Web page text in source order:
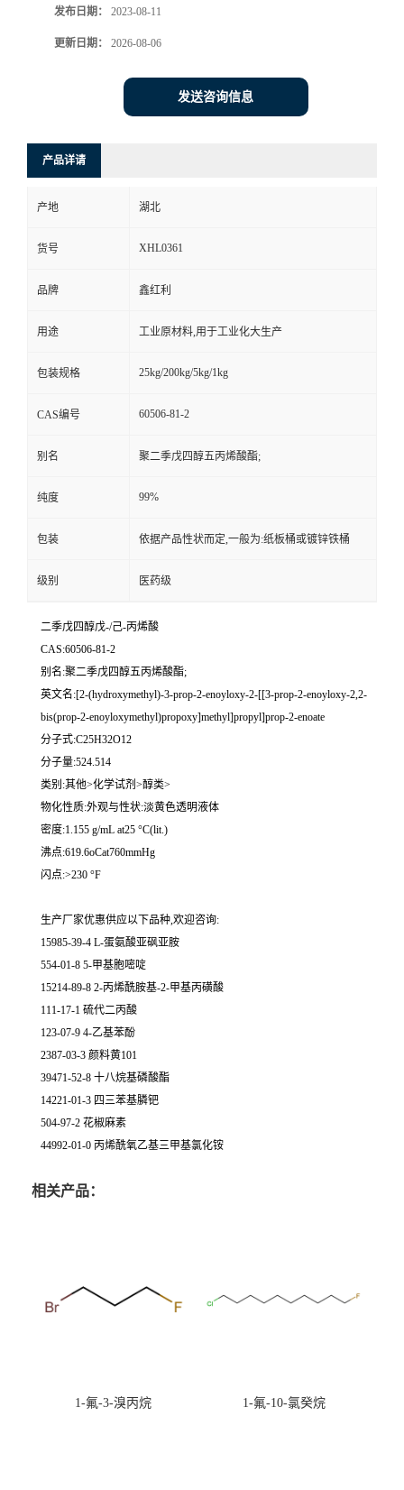
发布日期： 2023-08-11
更新日期： 2026-08-06
发送咨询信息
产品详请
产地 湖北
货号 XHL0361
品牌 鑫红利
用途 工业原材料,用于工业化大生产
包装规格 25kg/200kg/5kg/1kg
CAS编号 60506-81-2
别名 聚二季戊四醇五丙烯酸酯;
纯度 99%
包装 依据产品性状而定,一般为:纸板桶或镀锌铁桶
级别 医药级
二季戊四醇戊-/己-丙烯酸
CAS:60506-81-2
别名:聚二季戊四醇五丙烯酸酯;
英文名:[2-(hydroxymethyl)-3-prop-2-enoyloxy-2-[[3-prop-2-enoyloxy-2,2-
bis(prop-2-enoyloxymethyl)propoxy]methyl]propyl]prop-2-enoate
分子式:C25H32O12
分子量:524.514
类别:其他>化学试剂>醇类>
物化性质:外观与性状:淡黄色透明液体
密度:1.155 g/mL at25 °C(lit.)
沸点:619.6oCat760mmHg
闪点:>230 °F
生产厂家优惠供应以下品种,欢迎咨询:
15985-39-4 L-蛋氨酸亚砜亚胺
554-01-8 5-甲基胞嘧啶
15214-89-8 2-丙烯酰胺基-2-甲基丙磺酸
111-17-1 硫代二丙酸
123-07-9 4-乙基苯酚
2387-03-3 颜料黄101
39471-52-8 十八烷基磷酸酯
14221-01-3 四三苯基膦钯
504-97-2 花椒麻素
44992-01-0 丙烯酰氧乙基三甲基氯化铵
相关产品：
1-氟-3-溴丙烷 1-氟-10-氯癸烷